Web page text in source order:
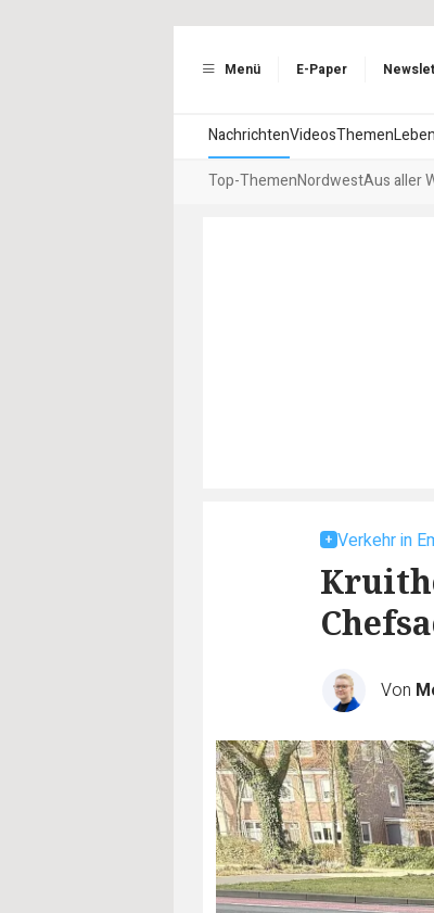
Menü E-Paper
NachrichtenVideosThemen
Top-ThemenNordwestAus aller
Verkehr in
Von